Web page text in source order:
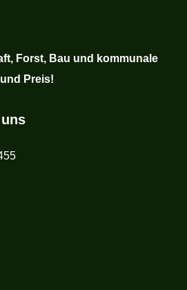
Forst, Bau und kommunale
Preis!